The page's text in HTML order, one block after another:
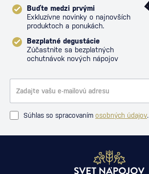
Buďte medzi prvými
Exkluzívne novinky o najnovších
produktoch a ponukách.
Bezplatné degustácie
Zúčastnite sa bezplatných
ochutnávok nových nápojov
Súhlas so spracovaním osobných údajov.